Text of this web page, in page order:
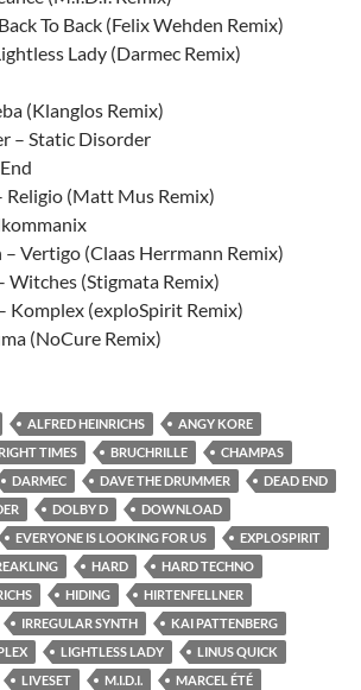
To Back (Felix Wehden Remix)
Lady (Darmec Remix)
(Klanglos Remix)
– Static Disorder
Religio (Matt Mus Remix)
– Vertigo (Claas Herrmann Remix)
Witches (Stigmata Remix)
Komplex (exploSpirit Remix)
(NoCure Remix)
ALFRED HEINRICHS
ANGY KORE
TIMES BRUCHRILLE
CHAMPAS
DARMEC DAVE THE DRUMMER
DEAD END
DOLBY D
DOWNLOAD
EVERYONE IS LOOKING FOR US
EXPLOSPIRIT
HARD
HARD TECHNO
HIDING
HIRTENFELLNER
IRREGULAR SYNTH
KAI PATTENBERG
LIGHTLESS LADY
LINUS QUICK
LIVESET M.I.D.I.
MARCEL ÉTÉ